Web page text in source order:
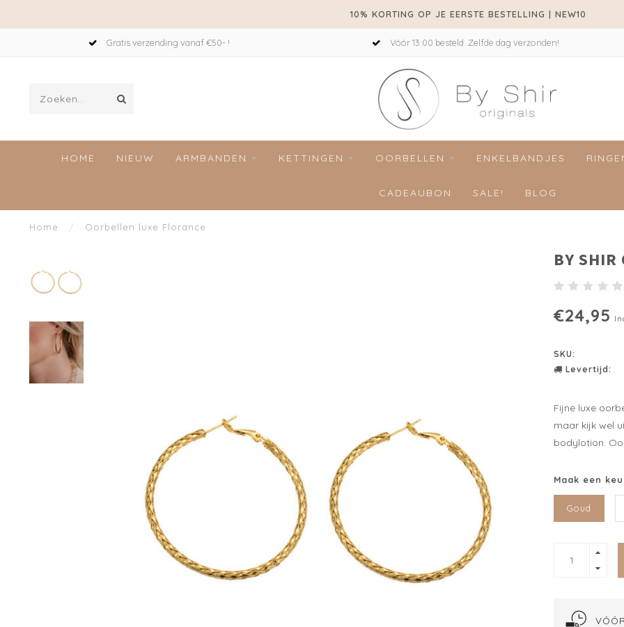
10% KORTING OP JE EERSTE BESTELLING | NEW10
Gratis verzending vanaf €50- ! Vóór 13:00 besteld. Zelfde dag verzonden!
HOME NIEUW ARMBANDEN KETTINGEN OORBELLEN ENKELBANDJES
CADEAUBON SALE! BLOG
Home / Oorbellen luxe Florance
BY SHIR
€24,95
SKU:
Levertijd:
Fijne luxe
maar kijk wel
bodylotion.
Maak een
Goud